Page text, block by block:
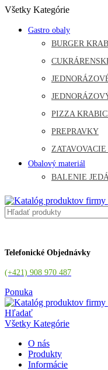
Všetky Kategórie
Gastro obaly
BURGER
PIZZA
PREPRAVKY
Obalový materiál
BALENIE
Telefonické Objednávky
(+421) 908 970 487
Ponuka
Hľadať
Všetky Kategórie
O nás
Produkty
Informácie